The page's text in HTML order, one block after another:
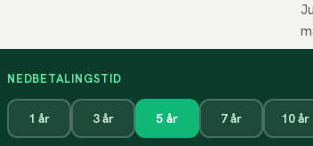
NEDBETALINGSTID
1 år 3år 5 år 7år 10år